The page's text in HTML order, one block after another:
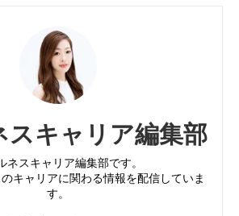
スキャリア編集部
ネスキャリア編集部です。
キャリアに関わる情報を配信していま
す。